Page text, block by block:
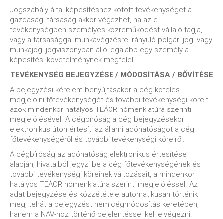
Jogszabály által képesítéshez kötött tevékenységet a
gazdasági társaság akkor végezhet, ha az e
tevékenységben személyes közreműködést vállaló tagja,
vagy a társasággal munkavégzésre irányuló polgári jogi vagy
munkajogi jogviszonyban álló legalább egy személy a
képesítési követelménynek megfelel.
TEVÉKENYSÉG BEJEGYZÉSE / MÓDOSÍTÁSA / BŐVÍTÉSE
A bejegyzési kérelem benyújtásakor a cég köteles
megjelölni főtevékenységét és további tevékenységi köreit
azok mindenkor hatályos TEÁOR nómenklatúra szerinti
megjelölésével. A cégbíróság a cég bejegyzésekor
elektronikus úton értesíti az állami adóhatóságot a cég
főtevékenységéről és további tevékenységi köreiről.
A cégbíróság az adóhatóság elektronikus értesítése
alapján, hivatalból jegyzi be a cég főtevékenységének és
további tevékenységi köreinek változásait, a mindenkor
hatályos TEÁOR nómenklatúra szerinti megjelöléssel. Az
adat bejegyzése és közzététele automatikusan történik
meg, tehát a bejegyzést nem cégmódosítás keretében,
hanem a NAV-hoz történő bejelentéssel kell elvégezni.